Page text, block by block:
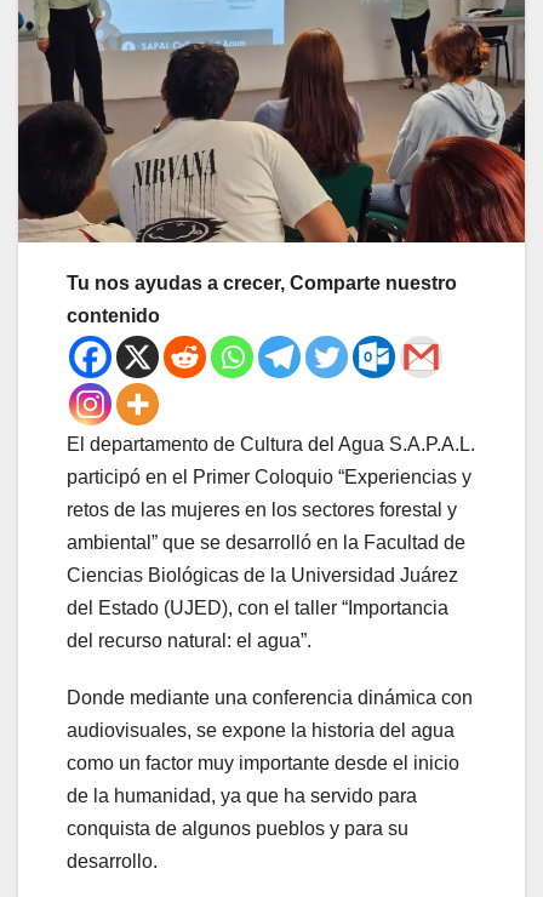
Tu nos ayudas a crecer, Comparte nuestro
contenido
El departamento de Cultura del Agua S.A.P.A.L.
participó en el Primer Coloquio “Experiencias y
retos de las mujeres en los sectores forestal y
ambiental” que se desarrolló en la Facultad de
Ciencias Biológicas de la Universidad Juárez
del Estado (UJED), con el taller “Importancia
del recurso natural: el agua”.
Donde mediante una conferencia dinámica con
audiovisuales, se expone la historia del agua
como un factor muy importante desde el inicio
de la humanidad, ya que ha servido para
conquista de algunos pueblos y para su
desarrollo.